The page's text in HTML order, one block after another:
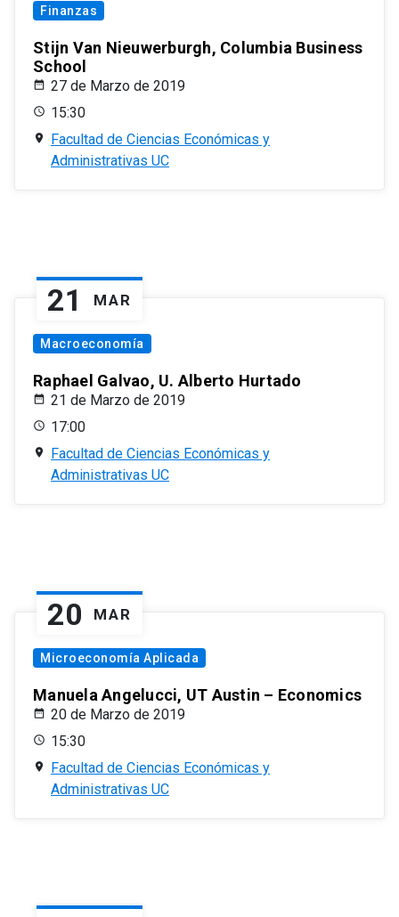
Finanzas
Stijn Van Nieuwerburgh, Columbia Business
School
27 de Marzo de 2019
15:30
Facultad de Ciencias Económicas y
Administrativas UC
21 MAR
Macroeconomía
Raphael Galvao, U. Alberto Hurtado
21 de Marzo de 2019
17:00
Facultad de Ciencias Económicas y
Administrativas UC
20 MAR
Microeconomía Aplicada
Manuela Angelucci, UT Austin – Economics
20 de Marzo de 2019
15:30
Facultad de Ciencias Económicas y
Administrativas UC